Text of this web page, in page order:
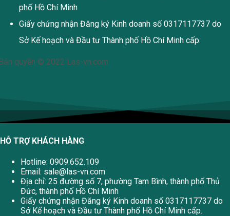
phố Hồ Chí Minh
Giấy chứng nhận Đăng ký Kinh doanh số 0317117737 do
Sở Kế hoạch và Đầu tư Thành phố Hồ Chí Minh cấp.
quyền © 2022 Las-vn.com
HỖ TRỢ KHÁCH HÀNG
Hotline: 0909.652.109
Email: sale@las-vn.com
Địa chỉ: 25 đường số 7, phường Tam Bình, thành phố Thủ
Đức, thành phố Hồ Chí Minh
Giấy chứng nhận Đăng ký Kinh doanh số 0317117737 do
Sở Kế hoạch và Đầu tư Thành phố Hồ Chí Minh cấp.